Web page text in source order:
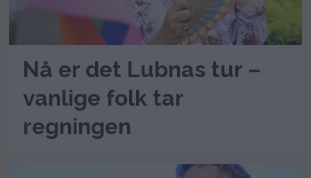
Nå er det Lubnas tur –
vanlige folk tar
regningen